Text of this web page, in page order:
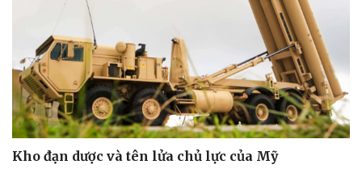
Văn hóa
Sân khấu - Điện ảnh
Văn học
Giải trí
Nghệ sĩ
Thời trang
Kho đạn dược và tên lửa chủ lực của Mỹ